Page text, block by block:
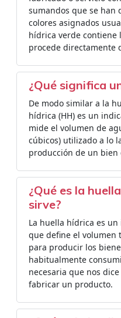
sumandos que se han
colores asignados
hídrica verde contiene
procede directamente
¿Qué significa
De modo similar a la
hídrica (HH) es un
mide el volumen de
cúbicos) utilizado a lo
producción de un bien
¿Qué es la
sirve?
La huella hídrica es
que define el volumen
para producir los
habitualmente
necesaria que nos
fabricar un producto.